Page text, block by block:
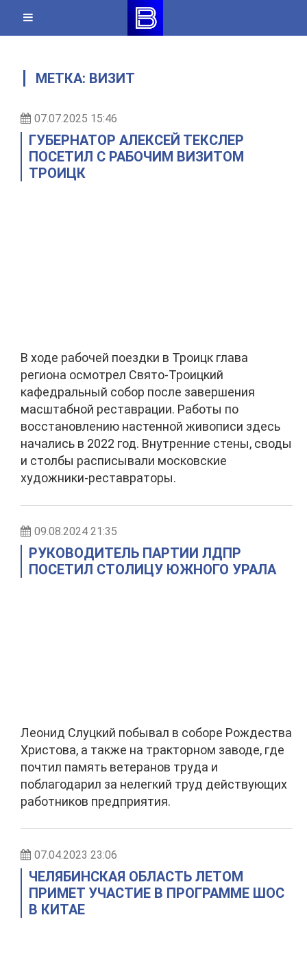
content
МЕТКА: ВИЗИТ
07.07.2025 15:46
ГУБЕРНАТОР АЛЕКСЕЙ ТЕКСЛЕР
ПОСЕТИЛ С РАБОЧИМ ВИЗИТОМ
ТРОИЦК
В ходе рабочей поездки в Троицк глава
региона осмотрел Свято-Троицкий
кафедральный собор после завершения
масштабной реставрации. Работы по
восстановлению настенной живописи здесь
начались в 2022 год. Внутренние стены, своды
и столбы расписывали московские
художники-реставраторы.
09.08.2024 21:35
РУКОВОДИТЕЛЬ ПАРТИИ ЛДПР
ПОСЕТИЛ СТОЛИЦУ ЮЖНОГО УРАЛА
Леонид Слуцкий побывал в соборе Рождества
Христова, а также на тракторном заводе, где
почтил память ветеранов труда и
поблагодарил за нелегкий труд действующих
работников предприятия.
07.04.2023 23:06
ЧЕЛЯБИНСКАЯ ОБЛАСТЬ ЛЕТОМ
ПРИМЕТ УЧАСТИЕ В ПРОГРАММЕ ШОС
В КИТАЕ